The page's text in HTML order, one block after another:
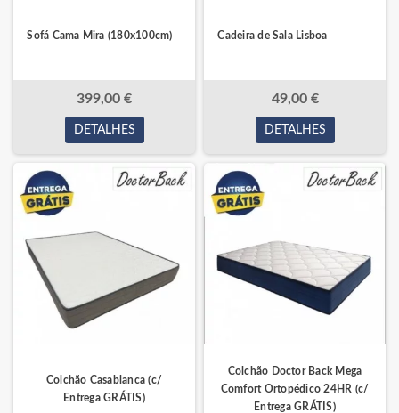
Sofá Cama Mira (180x100cm)
399,00 €
DETALHES
Cadeira de Sala Lisboa
49,00 €
DETALHES
Colchão Casablanca (c/
Entrega GRÁTIS)
Colchão Doctor Back Mega
Comfort Ortopédico 24HR (c/
Entrega GRÁTIS)